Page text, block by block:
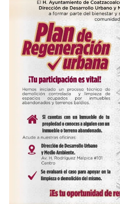
Me gusta esto:
COMPARTE ESTA